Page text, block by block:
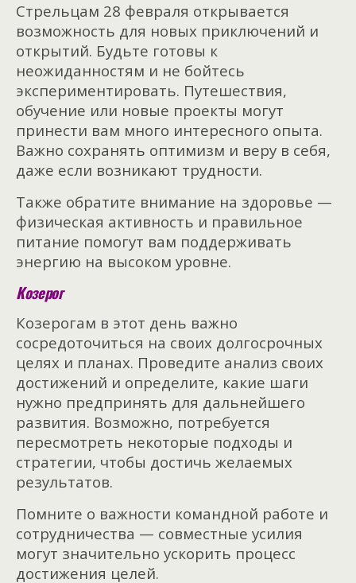
Стрельцам 28 февраля открывается
возможность для новых приключений и
открытий. Будьте готовы к
неожиданностям и не бойтесь
экспериментировать. Путешествия,
обучение или новые проекты могут
принести вам много интересного опыта.
Важно сохранять оптимизм и веру в себя,
даже если возникают трудности.
Также обратите внимание на здоровье —
физическая активность и правильное
питание помогут вам поддерживать
энергию на высоком уровне.
Козерог
Козерогам в этот день важно
сосредоточиться на своих долгосрочных
целях и планах. Проведите анализ своих
достижений и определите, какие шаги
нужно предпринять для дальнейшего
развития. Возможно, потребуется
пересмотреть некоторые подходы и
стратегии, чтобы достичь желаемых
результатов.
Помните о важности командной работе и
сотрудничества — совместные усилия
могут значительно ускорить процесс
достижения целей.